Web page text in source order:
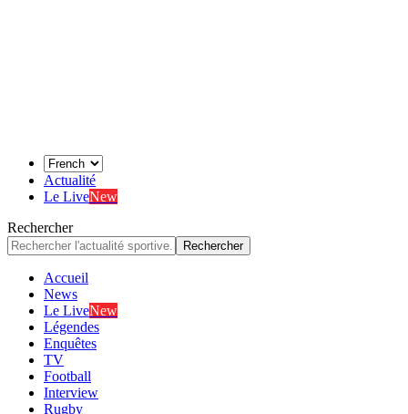
Actualité
Le LiveNew
Rechercher
Accueil
News
Le LiveNew
Légendes
Enquêtes
TV
Football
Interview
Rugby